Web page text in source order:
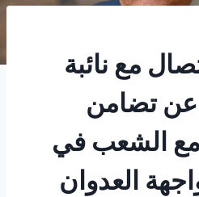
مع نائبة
عن تضامن
مع الشعب في
العدوان